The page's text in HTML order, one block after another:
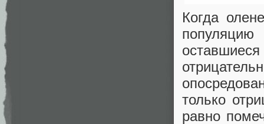
Когда
только
равно